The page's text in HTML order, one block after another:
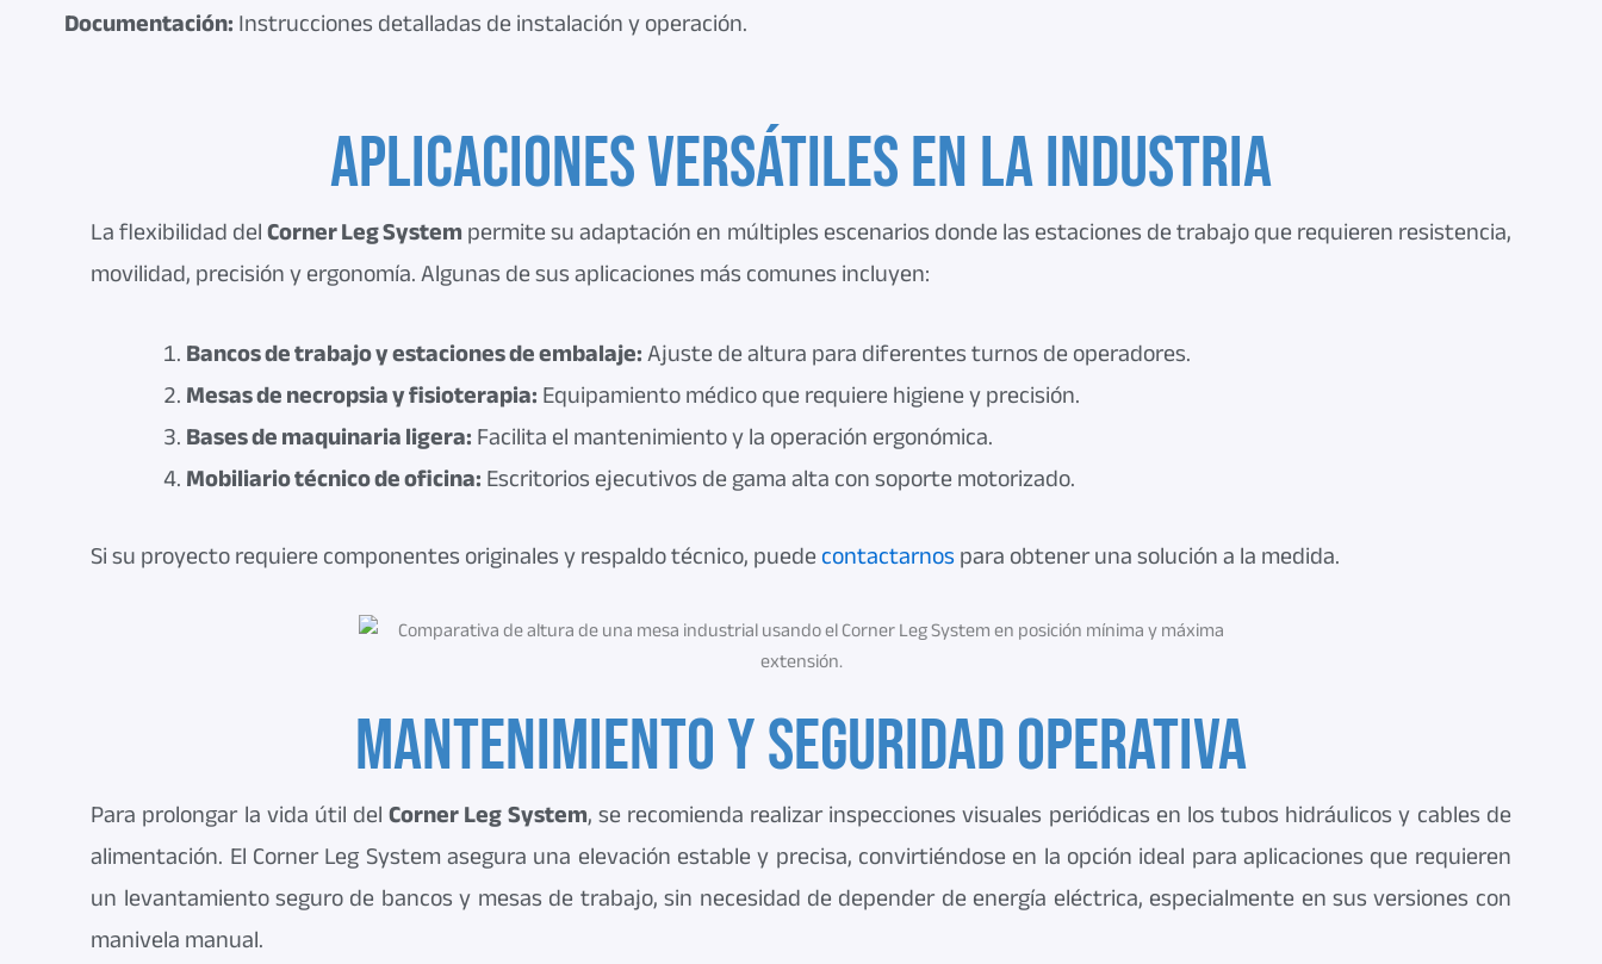
Documentación:Instrucciones detalladas de instalación y operación.
Aplicaciones versátiles en la industria
La flexibilidad delCorner Leg Systempermite su adaptación en múltiples escenariosdonde las estaciones de trabajo que requieren resistencia,
movilidad, precisión y ergonomía. Algunas de sus aplicaciones más comunes incluyen:
Bancos de trabajo y estaciones de embalaje:Ajuste de altura para diferentes turnos de operadores.
Mesas de necropsia y fisioterapia:Equipamiento médico que requiere higiene y precisión.
Bases de maquinaria ligera:Facilita el mantenimiento y la operación ergonómica.
Mobiliario técnico de oficina:Escritorios ejecutivos de gama alta con soporte motorizado.
Si su proyecto requiere componentes originales y respaldo técnico, puedecontactarnospara obtener una solución a la medida.
Mantenimiento y seguridad operativa
Para prolongar la vida útil delCorner Leg System, se recomienda realizar inspecciones visuales periódicas en los tubos hidráulicos y cables de
alimentación. El Corner Leg System asegura una elevación estable y precisa, convirtiéndose en la opción ideal para aplicaciones que requieren
un levantamiento seguro de bancos y mesas de trabajo, sin necesidad de depender de energía eléctrica, especialmente en sus versiones con
manivela manual.